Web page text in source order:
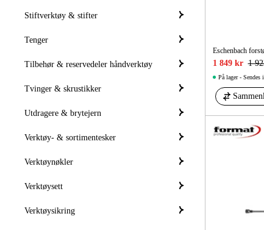
Stiftverktøy & stifter
Tenger
Tilbehør & reservedeler håndverktøy
Tvinger & skrustikker
Utdragere & brytejern
Verktøy- & sortimentesker
Verktøynøkler
Verktøysett
Verktøysikring
Eschenbach
1 849 kr 1
På lager - Sendes